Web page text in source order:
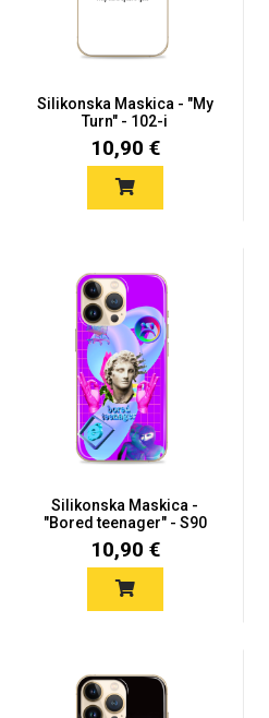
Silikonska Maskica - "My
Turn" - 102-i
10,90 €
Silikonska Maskica -
"Bored teenager" - S90
10,90 €